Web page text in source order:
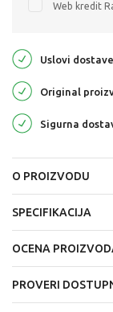
Web kredit
Uslovi dostave
Original
Sigurna
O PROIZVODU
SPECIFIKACIJA
OCENA
PROVERI